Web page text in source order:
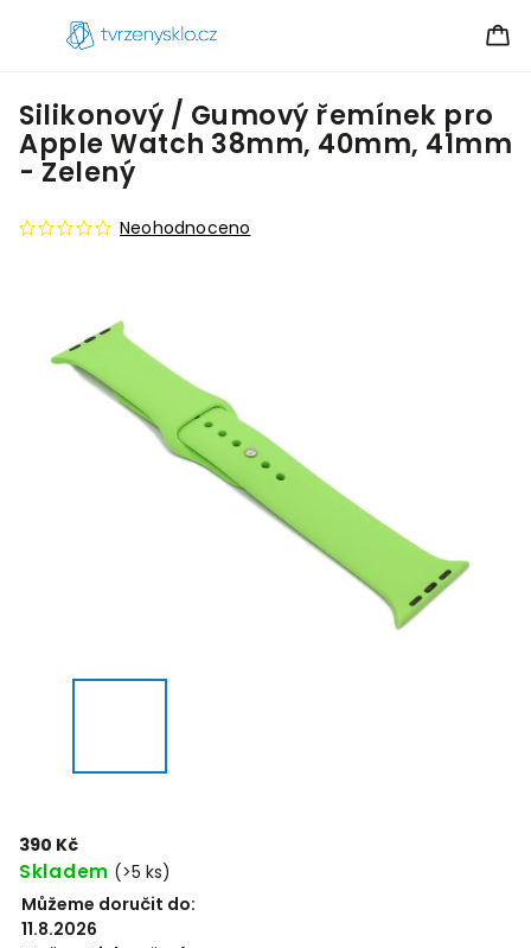
Silikonový / Gumový řemínek pro
Apple Watch 38mm, 40mm, 41mm
- Zelený
Neohodnoceno
390 Kč
Skladem (>5 ks)
Můžeme doručit do:
11.8.2026